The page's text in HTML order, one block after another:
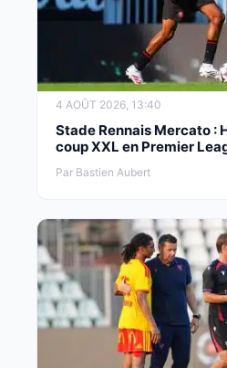
4 AOÛT 2026, 13:40
Stade Rennais Mercato :
coup XXL en Premier
Par Bastien Aubert